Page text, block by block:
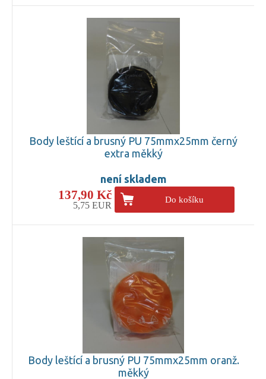
Body leštící a brusný PU 75mmx25mm černý
extra měkký
není skladem
137,90 Kč
5,75 EUR
Do košíku
Body leštící a brusný PU 75mmx25mm oranž.
měkký